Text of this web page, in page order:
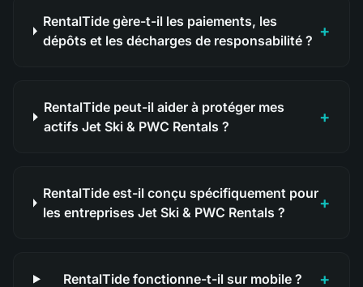
RentalTide gère-t-il les paiements, les
dépôts et les décharges de responsabilité ? +
RentalTide peut-il aider à protéger mes
actifs Jet Ski & PWC Rentals ?
+
RentalTide est-il conçu spécifiquement pour
les entreprises Jet Ski & PWC Rentals ?
+
RentalTide fonctionne-t-il sur mobile ? +